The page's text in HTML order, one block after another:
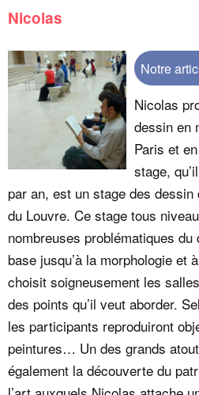
Nicolas
Notre
Nicolas
dessin en
Paris et
stage,
par an, est un stage des
du Louvre. Ce stage tous
nombreuses problématiques
base jusqu’à la morphologie et
choisit soigneusement les
des points qu’il veut aborder.
les participants reproduiront
peintures… Un des grands
également la découverte du